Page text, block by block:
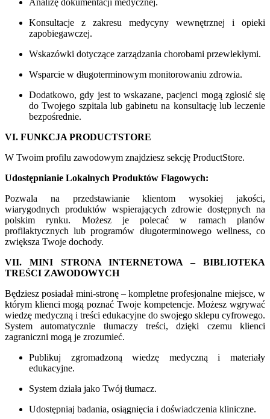
Analizę dokumentacji medycznej.
Konsultacje z zakresu medycyny wewnętrznej i opieki
zapobiegawczej.
Wskazówki dotyczące zarządzania chorobami przewlekłymi.
Wsparcie w długoterminowym monitorowaniu zdrowia.
Dodatkowo, gdy jest to wskazane, pacjenci mogą zgłosić się
do Twojego szpitala lub gabinetu na konsultację lub leczenie
bezpośrednie.
VI. FUNKCJA PRODUCTSTORE
W Twoim profilu zawodowym znajdziesz sekcję ProductStore.
Udostępnianie Lokalnych Produktów Flagowych:
Pozwala na przedstawianie klientom wysokiej jakości,
wiarygodnych produktów wspierających zdrowie dostępnych na
polskim rynku. Możesz je polecać w ramach planów
profilaktycznych lub programów długoterminowego wellness, co
zwiększa Twoje dochody.
VII. MINI STRONA INTERNETOWA – BIBLIOTEKA
TREŚCI ZAWODOWYCH
Będziesz posiadał mini-stronę – kompletne profesjonalne miejsce, w
którym klienci mogą poznać Twoje kompetencje. Możesz wgrywać
wiedzę medyczną i treści edukacyjne do swojego sklepu cyfrowego.
System automatycznie tłumaczy treści, dzięki czemu klienci
zagraniczni mogą je zrozumieć.
Publikuj zgromadzoną wiedzę medyczną i materiały
edukacyjne.
System działa jako Twój tłumacz.
Udostępniaj badania, osiągnięcia i doświadczenia kliniczne.